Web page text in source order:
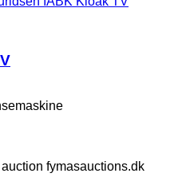
fymasauctions.dk